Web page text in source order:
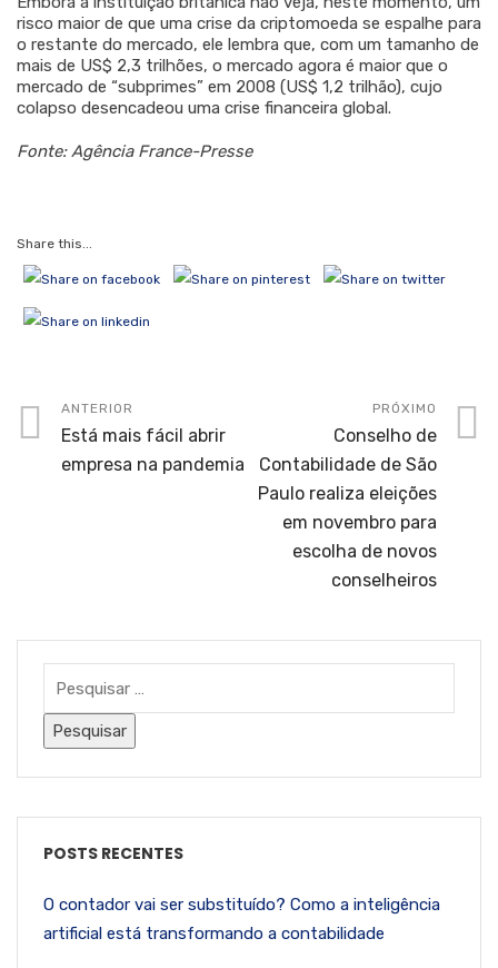
risco maior de que uma crise da criptomoeda se espalhe para
o restante do mercado, ele lembra que, com um tamanho de
mais de US$ 2,3 trilhões, o mercado agora é maior que o
mercado de “subprimes” em 2008 (US$ 1,2 trilhão), cujo
colapso desencadeou uma crise financeira global.
Fonte: Agência France-Presse
Share this...
ANTERIOR
Está mais fácil abrir
empresa na pandemia
PRÓXIMO
Conselho de
Contabilidade de São
Paulo realiza eleições
em novembro para
escolha de novos
conselheiros
POSTS RECENTES
O contador vai ser substituído? Como a inteligência
artificial está transformando a contabilidade